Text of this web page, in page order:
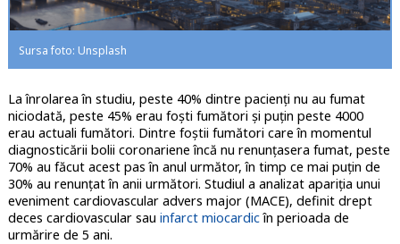
Sursa foto: Unsplash
La înrolarea în studiu, peste 40% dintre pacienți nu au fumat
niciodată, peste 45% erau foști fumători și puțin peste 4000
erau actuali fumători. Dintre foștii fumători care în momentul
diagnosticării bolii coronariene încă nu renunțasera fumat, peste
70% au făcut acest pas în anul următor, în timp ce mai puțin de
30% au renunțat în anii următori. Studiul a analizat apariția unui
eveniment cardiovascular advers major (MACE), definit drept
deces cardiovascular sau infarct miocardicîn perioada de
urmărire de 5 ani.